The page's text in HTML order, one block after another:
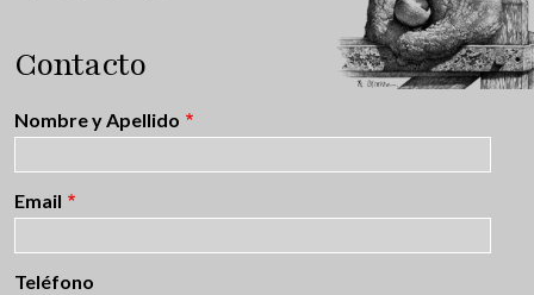
Contacto
Nombre y Apellido
Email
Teléfono